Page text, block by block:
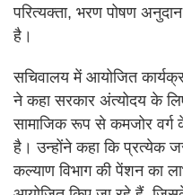
परित्यक्ता, भरण पोषण
है।
सचिवालय में आयोजित
ने कहा सरकार अंत्योदय के
सामाजिक रूप से कमजोर वर्ग
है। उन्होंने कहा कि प्रत्येक
कल्याण विभाग की पेंशन का